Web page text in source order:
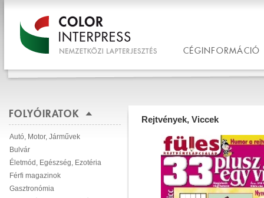
CÉGINFORMÁCIÓ
FOLYÓIRATOK
Autó, Motor, Járművek
Bulvár
Életmód, Egészség, Ezotéria
Férfi magazinok
Gasztronómia
Rejtvények, Viccek